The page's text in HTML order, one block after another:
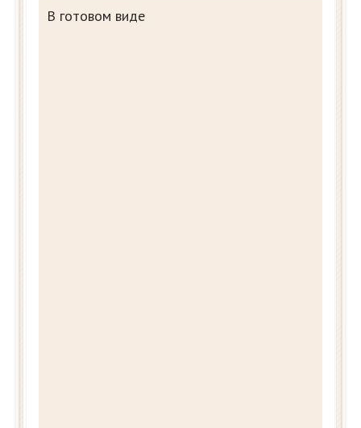
В готовом виде